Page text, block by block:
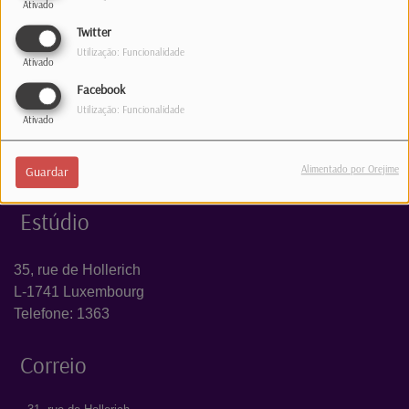
Ativado
Twitter
Ativado
Utilização: Funcionalidade
Facebook
Ativado
Utilização: Funcionalidade
Guardar Alimentado por Orejime
INICIAR SESSÃO
Estúdio
35, rue de Hollerich
L-1741 Luxembourg
Telefone: 1363
Correio